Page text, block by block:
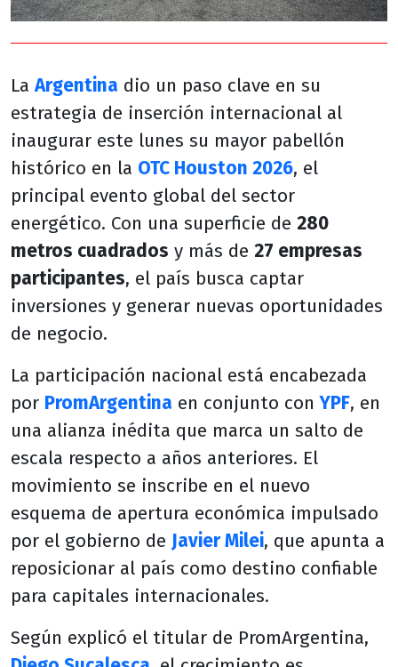
LaArgentina dio un paso clave en su
estrategia de inserción internacional al
inaugurar este lunes su mayor pabellón
histórico en la OTC Houston 2026, el
principal evento global del sector
energético. Con una superficie de 280
metros cuadrados y más de 27 empresas
participantes, el país busca captar
inversiones y generar nuevas oportunidades
de negocio.
La participación nacional está encabezada
por PromArgentina en conjunto conYPF, en
una alianza inédita que marca un salto de
escala respecto a años anteriores. El
movimiento se inscribe en el nuevo
esquema de apertura económica impulsado
por el gobierno de Javier Milei, que apunta a
reposicionar al país como destino confiable
para capitales internacionales.
Según explicó el titular de PromArgentina,